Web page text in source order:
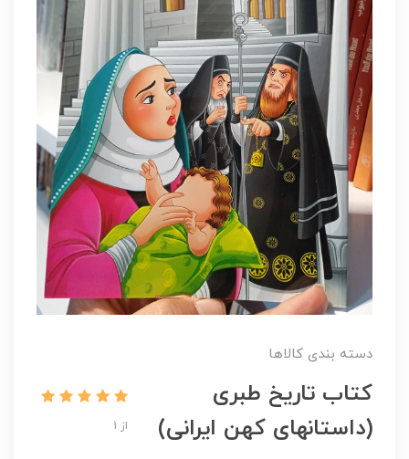
دسته بندی کالاها
کتاب تاریخ طبری
(داستانهای کهن ایرانی)
از 1